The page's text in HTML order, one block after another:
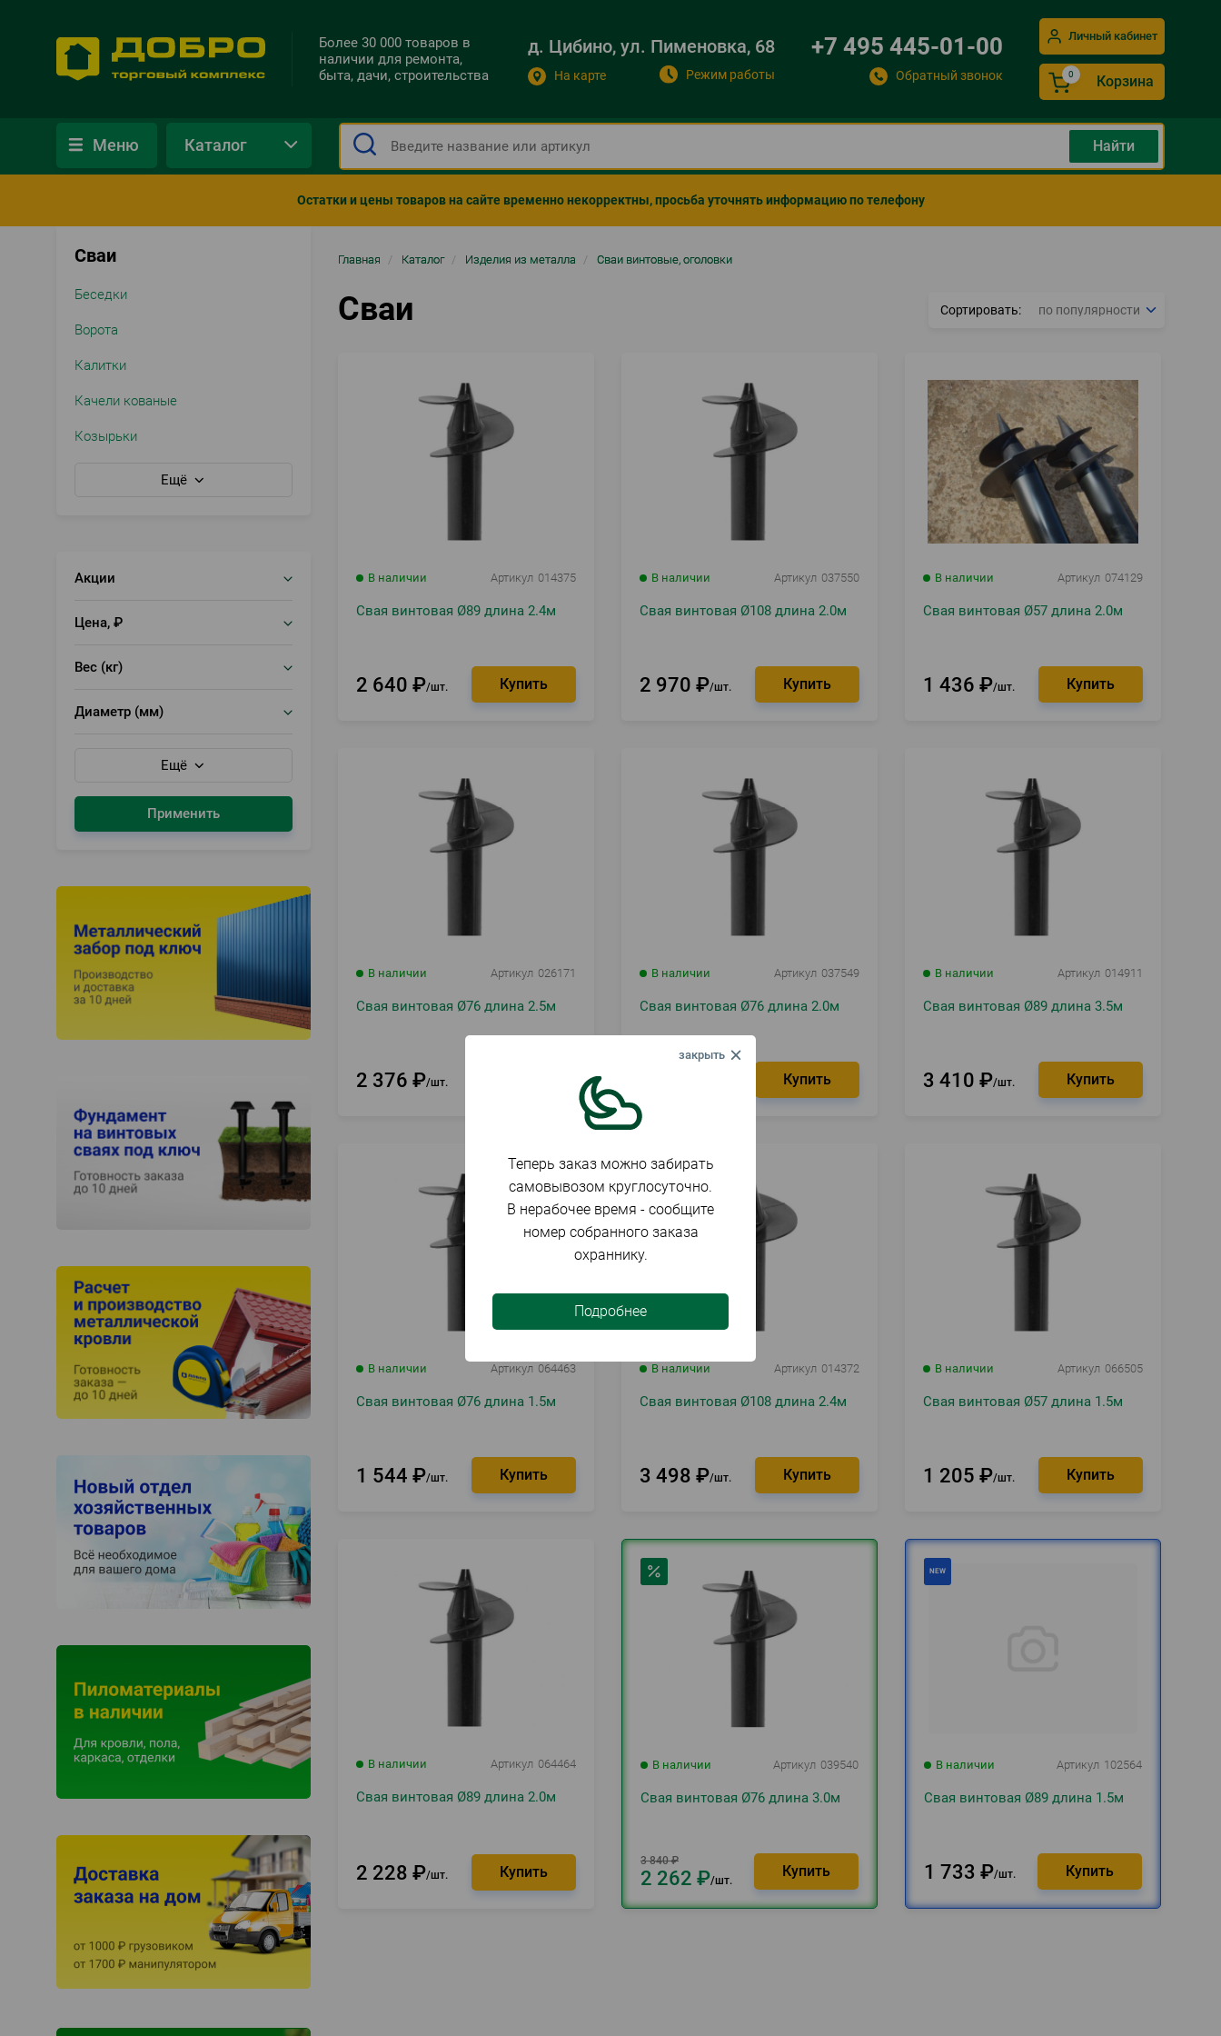
Более 30 000 товаров в
наличии для ремонта,
быта, дачи, строительства
д. Цибино, ул. Пименовка, 68
На карте Режим работы
+7 495 445-01-00
Обратный звонок
Личный кабинет
Корзина
Меню Каталог
Остатки и цены товаров на сайте временно некорректны, просьба уточнять информацию по телефону
Сваи
Беседки
Ворота
Калитки
Качели кованые
Козырьки
Ещё
Акции
Цена, ₽
Вес (кг)
Диаметр (мм)
Ещё
Применить
Строка
навигации
Главная / Каталог / Изделия из металла / Сваи винтовые, оголовки
Сваи Сортировать
В наличии Артикул 014375
Свая винтовая Ø89 длина 2.4м
2 640 ₽ шт.
В наличии Артикул 037550
Свая винтовая Ø108 длина 2.0м
2 970 ₽ шт.
В наличии Артикул 074129
Свая винтовая Ø57 длина 2.0м
1 436 ₽ шт.
В наличии Артикул 026171
Свая винтовая Ø76 длина 2.5м
2 376 ₽ шт.
В наличии Артикул 037549
Свая винтовая Ø76 длина 2.0м
В наличии Артикул 014911
Свая винтовая Ø89 длина 3.5м
3 410 ₽ шт.
В наличии Артикул 064463
Свая винтовая Ø76 длина 1.5м
1 544 ₽ шт.
В наличии Артикул 014372
Свая винтовая Ø108 длина 2.4м
3 498 ₽ шт.
В наличии Артикул 066505
Свая винтовая Ø57 длина 1.5м
1 205 ₽ шт.
В наличии Артикул 064464
Свая винтовая Ø89 длина 2.0м
2 228 ₽ шт.
В наличии Артикул 039540
Свая винтовая Ø76 длина 3.0м
3 840 ₽
2 262 ₽ шт.
В наличии Артикул 102564
Свая винтовая Ø89 длина 1.5м
1 733 ₽ шт.
Теперь заказ можно забирать
самовывозом круглосуточно.
В нерабочее время - сообщите
номер собранного заказа
охраннику.
Подробнее